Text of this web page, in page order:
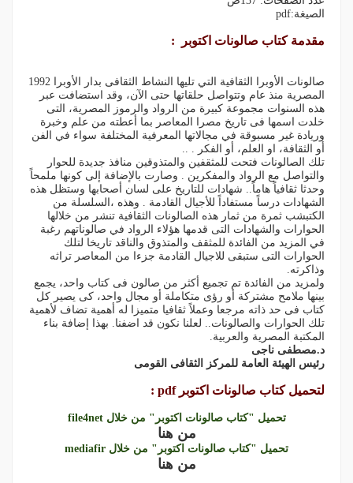
الصيغة:pdf
مقدمة كتاب صالونات اكتوبر :
صالونات الأوبرا الثقافية التي تليها النشاط الثقافى بدار الأوبرا 1992
المصرية منذ عام وتتواصل حلقاتها حتى الآن، وقد استضافت عبر
هذه السنوات مجموعة كبيرة من الرواد والرموز المصرية، التى
خلدت اسمها فى تاريخ مصرا المعاصر بما أعطته من علم وخبرة
وريادة غير مسبوقة في مجالاتها المعرفية المختلفة سواء في الفن
أو الثقافة، او العلم، أو الفكر . ..
تلك الصالونات فتحت للمثقفين والمتذوقين منافذ جديدة للحوار
والتواصل مع الرواد والمفكرين . وصارت بالإضافة إلى كونها ملمحاً
وحدثا ثقافياً هاماً.. شهادات للتاريخ على لسان أصحابها وستظل هذه
الشهادات درساً مستفاداً للأجيال القادمة . وهذه ،السلسلة من
الكتبشب ثمرة من ثمار هذه الصالونات الثقافية تنشر من خلالها
الحوارات والشهادات التى قدمها هؤلاء الرواد في صالوناتهم رغبة
في المزيد من الفائدة للمثقف والمتذوق والناقد تاريخا لتلك
الحوارات التى ستبقى للاجيال القادمة جزءا من المعاصر تراثه
وذاكرته.
ولمزيد من الفائدة تم تجميع أكثر من صالون فى كتاب واحد، يجمع
بينها ملامح مشتركة أو رؤى متكاملة أو مجال واحد، كى يصير كل
كتاب فى حد ذاته مرجعا وعملاً ثقافيا متميزا له أهمية تضاف لأهمية
تلك الحوارات والصالونات.. لعلنا نكون قد اضفنا. بهذا إضافة بناء
المكتبة المصرية والعربية.
د.مصطفى ناجى
رئيس الهيئة العامة للمركز الثقافى القومى
لتحميل كتاب صالونات اكتوبر pdf :
تحميل "كتاب صالونات اكتوبر" من خلال file4net
من هنا
تحميل "كتاب صالونات اكتوبر" من خلال mediafir
من هنا